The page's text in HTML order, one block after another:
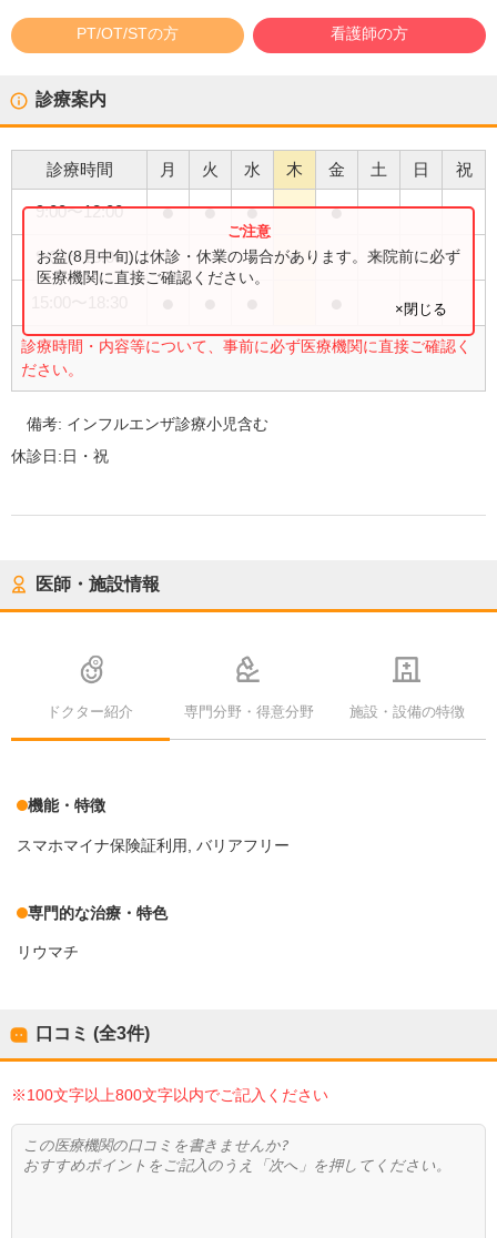
PT/OT/STの方 看護師の方
診療案内
診療時間 月 火 水 木 金 土 日 祝
9:00〜12:00 ● ● ● ●
9:00〜13:00 ● ●
診療時間・内容等について、事前に必ず医療機関に直接ご確認く
ださい。
お盆(8月中旬)は休診・休業の場合があります。来院前に必ず
医療機関に直接ご確認ください。
×閉じる
備考: インフルエンザ診療小児含む
休診日:日・祝
医師・施設情報
ドクター紹介 専門分野・得意分野 施設・設備の特徴
機能・特徴
スマホマイナ保険証利用 バリアフリー
専門的な治療・特色
リウマチ
口コミ (全3件)
※100文字以上800文字以内でご記入ください